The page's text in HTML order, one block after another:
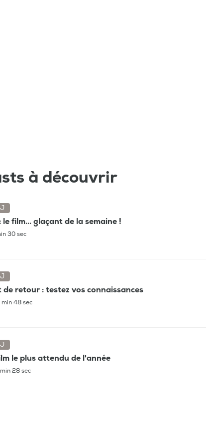
à découvrir
le film... glaçant de la semaine !
30 sec
retour : testez vos connaissances
min 48 sec
le plus attendu de l'année
28 sec